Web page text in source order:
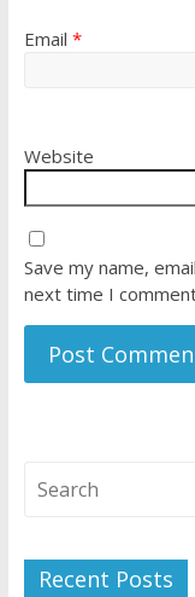
Email *
Website
Save my name,
next time I
Recent Posts